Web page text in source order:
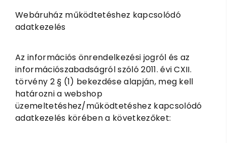
Webáruház működtetéshez kapcsolódó
adatkezelés
Az információs önrendelkezési jogról és az
információszabadságról szóló 2011. évi CXII.
törvény 2 § (1) bekezdése alapján, meg kell
határozni a webshop
üzemeltetéshez/működtetéshez kapcsolódó
adatkezelés körében a következőket: